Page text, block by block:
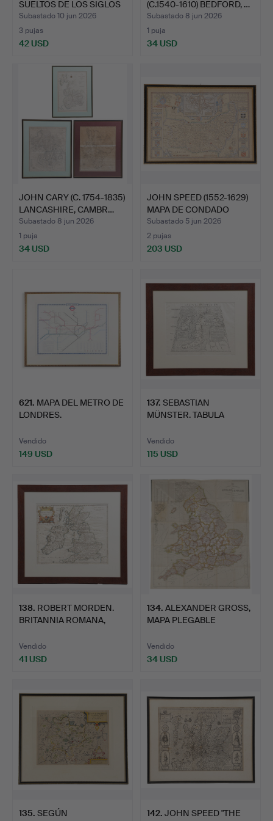
SUELTOS DE LOS SIGLOS
X…
Subastado 10 jun 2026
3 pujas
42 USD
(C.1540-1610) BEDFORD, …
Subastado 8 jun 2026
1 puja
34 USD
JOHN CARY (C. 1754-1835)
LANCASHIRE, CAMBR…
Subastado 8 jun 2026
1 puja
34 USD
JOHN SPEED (1552-1629)
MAPA DE CONDADO
GRA…
Subastado 5 jun 2026
2 pujas
203 USD
621. MAPA DEL METRO DE
LONDRES.
Vendido
149 USD
137. SEBASTIAN
MÜNSTER. TABULA
Vendido
115 USD
138. ROBERT MORDEN.
BRITANNIA ROMANA,
Vendido
41 USD
134. ALEXANDER GROSS,
MAPA PLEGABLE
Vendido
34 USD
135. SEGÚN
142. JOHN SPEED "THE